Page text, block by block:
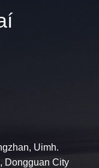
Uimh.
Dongguan City